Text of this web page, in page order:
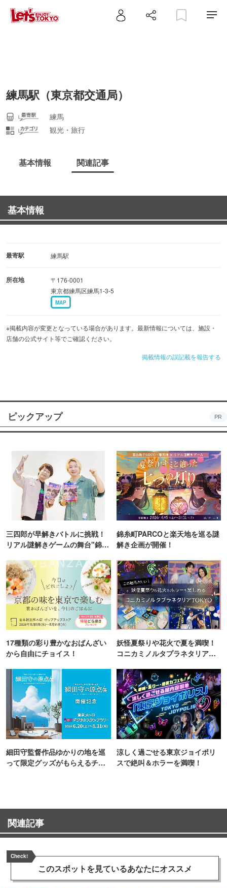
練馬駅（東京都交通局）
練馬
観光・旅行
基本情報 関連記事
基本情報
最寄駅 練馬駅
所在地
〒176-0001
東京都練馬区練馬1-3-5
MAP
※掲載内容が変更となっている場合があります。最新情報については、施設・
店舗の公式サイト等でご確認ください。
掲載情報の誤記載を報告する
ピックアップ PR
三四郎が早解きバトルに挑戦！
リアル謎解きゲームの舞台"錦糸
錦糸町PARCOと楽天地を巡る謎
解き企画が開催！
17種類の彩り豊かなおばんざい
から自由にチョイス！
妖怪夏祭りや花火で夏を満喫！
コニカミノルタプラネタリア
細田守監督作品ゆかりの地を巡
って限定グッズがもらえるチャ
涼しく過ごせる東京ジョイポリ
スで絶叫＆ホラーを満喫！
関連記事
Check!
このスポットを見ているあなたにオススメ